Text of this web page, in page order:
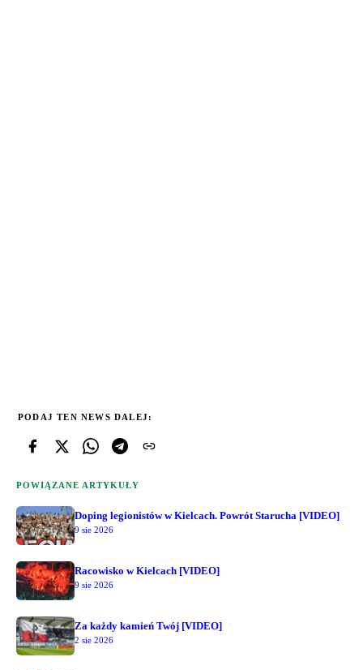
PODAJ TEN NEWS DALEJ:
POWIĄZANE ARTYKUŁY
Doping legionistów w Kielcach. Powrót Starucha [VIDEO]
9 sie 2026
Racowisko w Kielcach [VIDEO]
9 sie 2026
Za każdy kamień Twój [VIDEO]
2 sie 2026